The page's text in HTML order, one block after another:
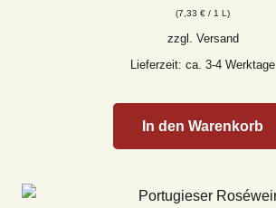
(7,33 € / 1 L)
zzgl. Versand
Lieferzeit: ca. 3-4 Werktage
In den Warenkorb